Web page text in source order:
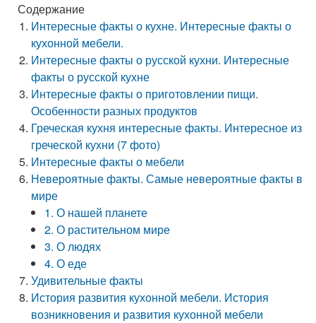
Содержание
Интересные факты о кухне. Интересные факты о
кухонной мебели.
Интересные факты о русской кухни. Интересные
факты о русской кухне
Интересные факты о приготовлении пищи.
Особенности разных продуктов
Греческая кухня интересные факты. Интересное из
греческой кухни (7 фото)
Интересные факты о мебели
Невероятные факты. Самые невероятные факты в
мире
1. О нашей планете
2. О растительном мире
3. О людях
4. О еде
Удивительные факты
История развития кухонной мебели. История
возникновения и развития кухонной мебели